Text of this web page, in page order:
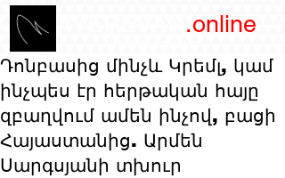
.online
Դոնբասից մինչև Կրեմլ, կամ
ինչպես էր հերթական հայը
զբաղվում ամեն ինչով, բացի
Հայաստանից. Արմեն
Սարգսյանի տխուր